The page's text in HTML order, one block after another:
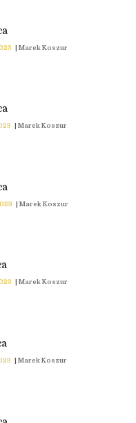
| Marek Koszur
| Marek Koszur
| Marek Koszur
Marek Koszur
| Marek Koszur